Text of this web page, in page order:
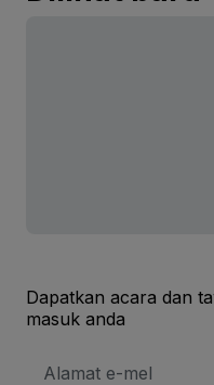
Dapatkan acara dan
masuk anda
E-